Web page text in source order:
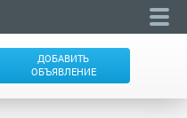
ДОБАВИТЬ
ОБЪЯВЛЕНИЕ